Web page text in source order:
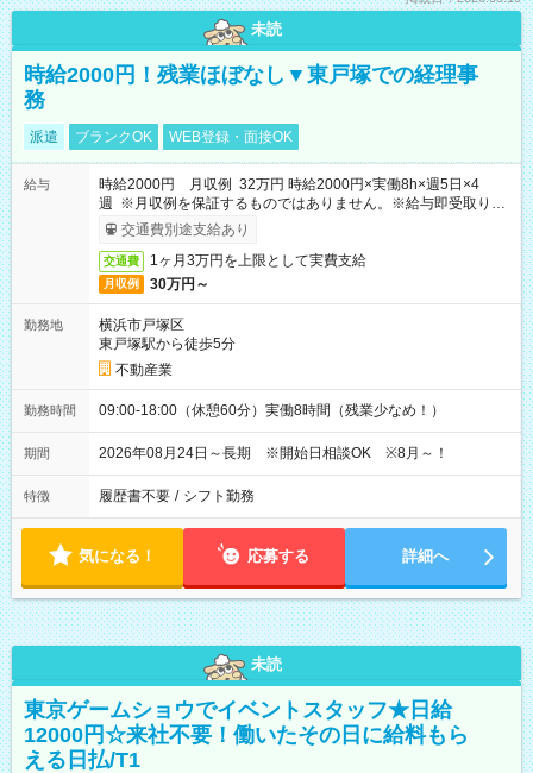
未読
時給2000円！残業ほぼなし▼東戸塚での経理事
務
派遣 ブランクOK WEB登録・面接OK
給与
時給2000円 月収例 32万円 時給2000円×実働8h×週5日×4
週 ※月収例を保証するものではありません。※給与即受取りサ
ービス利用可（利用条件有）
交通費別途支給あり
交通費 1ヶ月3万円を上限として実費支給
月収例 30万円～
勤務地
横浜市戸塚区
東戸塚駅から徒歩5分
不動産業
勤務時間 09:00-18:00（休憩60分）実働8時間（残業少なめ！）
期間 2026年08月24日～長期 ※開始日相談OK ※8月～！
特徴 履歴書不要 / シフト勤務
気になる！ 応募する 詳細へ
未読
東京ゲームショウでイベントスタッフ★日給
12000円☆来社不要！働いたその日に給料もら
える日払/T1